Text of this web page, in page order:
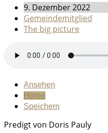
9. Dezember 2022
Gemeindemitglied
The big picture
Ansehen
Hören
Speichern
Predigt von Doris Pauly